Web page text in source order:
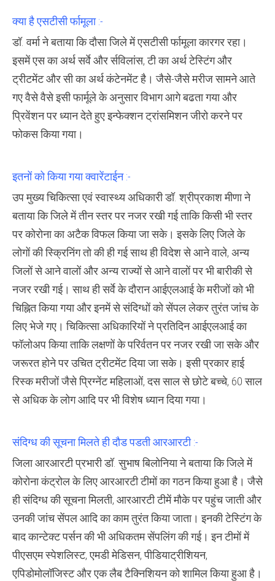
क्या है एसटीसी र्फामूला :-
डॉ. वर्मा ने बताया कि दौसा जिले में एसटीसी र्फामूला कारगर रहा।
इसमें एस का अर्थ सर्वे और र्सविलांस, टी का अर्थ टेस्टिंग और
ट्रीटमेंट और सी का अर्थ कंटेनमेंट है। जैसे-जैसे मरीज सामने आते
गए वैसे वैसे इसी फार्मूले के अनुसार विभाग आगे बढता गया और
प्रिवेंशन पर ध्यान देते हुए इन्फेक्शन ट्रांसमिशन जीरो करने पर
फोकस किया गया।
इतनों को किया गया क्वारेंटाईन :-
उप मुख्य चिकित्सा एवं स्वास्थ्य अधिकारी डॉ. श्रीप्रकाश मीणा ने
बताया कि जिले में तीन स्तर पर नजर रखी गई ताकि किसी भी स्तर
पर कोरोना का अटैक विफल किया जा सके। इसके लिए जिले के
लोगों की स्क्रिनिंग तो की ही गई साथ ही विदेश से आने वाले, अन्य
जिलों से आने वालों और अन्य राज्यों से आने वालों पर भी बारीकी से
नजर रखी गई। साथ ही सर्वे के दौरान आईएलआई के मरीजों को भी
चिह्नित किया गया और इनमें से संदिग्धों को सेंपल लेकर तुरंत जांच के
लिए भेजे गए। चिकित्सा अधिकारियों ने प्रतिदिन आईएलआई का
फॉलोअप किया ताकि लक्षणों के परिर्वतन पर नजर रखी जा सके और
जरूरत होने पर उचित ट्रीटमेंट दिया जा सके। इसी प्रकार हाई
रिस्क मरीजों जैसे प्रिग्नेंट महिलाओं, दस साल से छोटे बच्चे, 60 साल
से अधिक के लोग आदि पर भी विशेष ध्यान दिया गया।
संदिग्ध की सूचना मिलते ही दौड पडती आरआरटी :-
जिला आरआरटी प्रभारी डॉ. सुभाष बिलोनिया ने बताया कि जिले में
कोरोना कंट्रोल के लिए आरआरटी टीमों का गठन किया हुआ है। जैसे
ही संदिग्ध की सूचना मिलती, आरआरटी टीमें मौके पर पहुंच जाती और
उनकी जांच सेंपल आदि का काम तुरंत किया जाता। इनकी टेस्टिंग के
बाद कान्टेक्ट पर्सन की भी अधिकतम सेंपलिंग की गई। इन टीमों में
पीएसएम स्पेशलिस्ट, एमडी मेडिसन, पीडियाट्रीशियन,
एपिडोमोलॉजिस्ट और एक लैब टैक्निशियन को शामिल किया हुआ है।